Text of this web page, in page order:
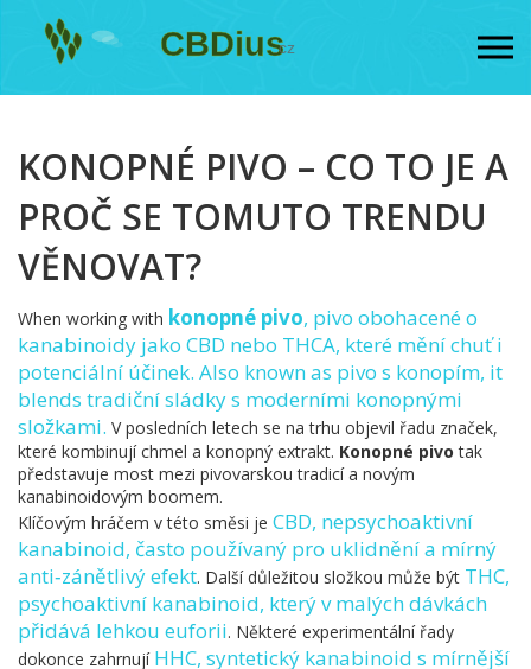
KONOPNÉ PIVO – CO TO JE A
PROČ SE TOMUTO TRENDU
VĚNOVAT?
When working with konopné pivo, pivo obohacené o
kanabinoidy jako CBD nebo THCA, které mění chuť i
potenciální účinek. Also known as pivo s konopím, it
blends tradiční sládky s moderními konopnými
složkami. V posledních letech se na trhu objevil řadu značek,
které kombinují chmel a konopný extrakt. Konopné pivo tak
představuje most mezi pivovarskou tradicí a novým
kanabinoidovým boomem.
Klíčovým hráčem v této směsi je CBD, nepsychoaktivní
kanabinoid, často používaný pro uklidnění a mírný
anti‑zánětlivý efekt. Další důležitou složkou může být THC,
psychoaktivní kanabinoid, který v malých dávkách
přidává lehkou euforii. Některé experimentální řady
dokonce zahrnují HHC, syntetický kanabinoid s mírnější